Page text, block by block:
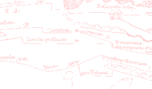
secDateDeb
Date de début
Date de fin
N° de début
secN°Fin
N° de fin
Nb. d'éléments
Ordre1
secOrdre1Sem
Ordre1 : signification